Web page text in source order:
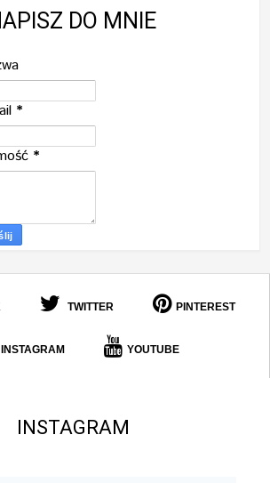
DO MNIE
*
*
TWITTER PINTEREST
INSTAGRAM YOUTUBE
INSTAGRAM